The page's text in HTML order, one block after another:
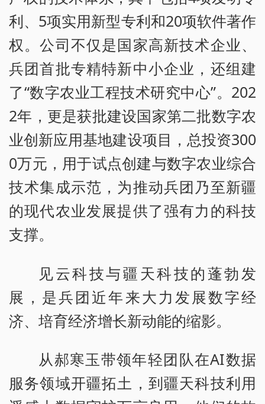
利、5项实用新型专利和20项软件著作
权。公司不仅是国家高新技术企业、
兵团首批专精特新中小企业，还组建
了“数字农业工程技术研究中心”。202
2年，更是获批建设国家第二批数字农
业创新应用基地建设项目，总投资300
0万元，用于试点创建与数字农业综合
技术集成示范，为推动兵团乃至新疆
的现代农业发展提供了强有力的科技
支撑。
见云科技与疆天科技的蓬勃发
展，是兵团近年来大力发展数字经
济、培育经济增长新动能的缩影。
从郝寒玉带领年轻团队在AI数据
服务领域开疆拓土，到疆天科技利用